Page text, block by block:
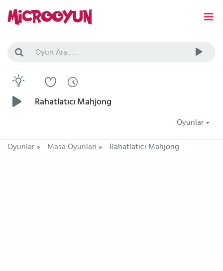
Rahatlatıcı Mahjong
Oyunlar
Oyunlar» Masa Oyunları» Rahatlatıcı Mahjong